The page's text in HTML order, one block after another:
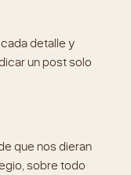
que nos dieran
A este tipo
porque son
principio a fin.